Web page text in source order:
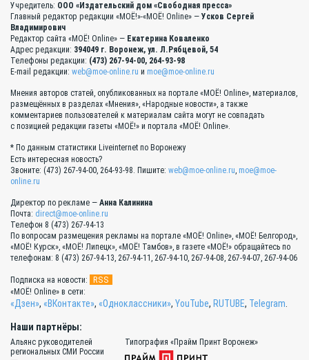
Учредитель: ООО «Издательский дом «Свободная пресса»
Главный редактор редакции «МОЁ!»-«МОЁ! Online» — Усков Сергей
Владимирович
Редактор сайта «МОЁ! Online» — Екатерина Коваленко
Адрес редакции: 394049 г. Воронеж, ул. Л.Рябцевой, 54
Телефоны редакции: (473) 267-94-00, 264-93-98
E-mail редакции: web@moe-online.ru и moe@moe-online.ru
Мнения авторов статей, опубликованных на портале «МОЁ! Online», материалов,
размещённых в разделах «Мнения», «Народные новости», а также
комментариев пользователей к материалам сайта могут не совпадать
с позицией редакции газеты «МОЁ!» и портала «МОЁ! Online».
* По данным статистики Liveinternet по Воронежу
Есть интересная новость?
Звоните: (473) 267-94-00, 264-93-98. Пишите: web@moe-online.ru, moe@moe-
online.ru
Директор по рекламе — Анна Калинина
Почта: direct@moe-online.ru
Телефон 8 (473) 267-94-13
По вопросам размещения рекламы на портале «МОЁ! Online», «МОЁ! Белгород»,
«МОЁ! Курск», «МОЁ! Липецк», «МОЁ! Тамбов», в газете «МОЁ!» обращайтесь по
телефонам: 8 (473) 267-94-13, 267-94-11, 267-94-10, 267-94-08, 267-94-07, 267-94-06
Подписка на новости: RSS
«МОЁ! Online» в сети:
«Дзен», «ВКонтакте», «Одноклассники», YouTube, RUTUBE, Telegram
Наши партнёры:
Альянс руководителей
региональных СМИ России
Типография «Прайм Принт Воронеж»